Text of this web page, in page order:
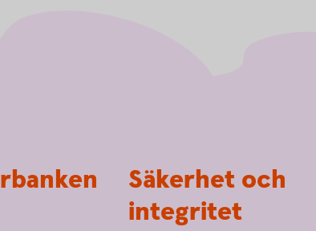
Säkerhet och
integritet